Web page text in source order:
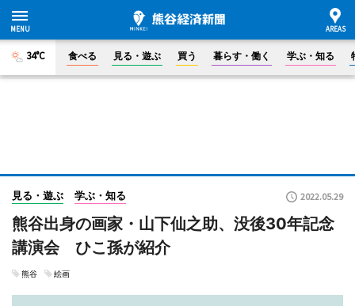
34°C 食べる 見る・遊ぶ 買う 暮らす・働く 学ぶ・知る
見る・遊ぶ 学ぶ・知る 2022.05.29
熊谷出身の画家・山下仙之助、没後30年記念
講演会 ひこ孫が紹介
熊谷 絵画